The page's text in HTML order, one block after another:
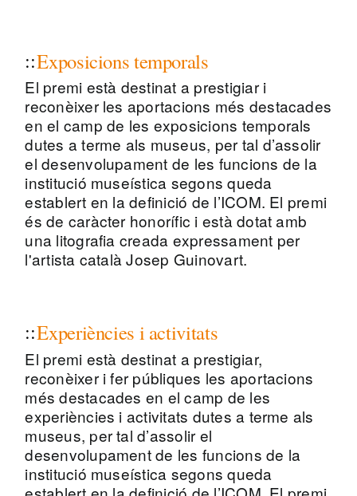
Exposicions temporals
El premi està destinat a prestigiar i
reconèixer les aportacions més destacades
en el camp de les exposicions temporals
dutes a terme als museus, per tal d’assolir
el desenvolupament de les funcions de la
institució museística segons queda
establert en la definició de l’ICOM. El premi
és de caràcter honorífic i està dotat amb
una litografia creada expressament per
l'artista català Josep Guinovart.
Experiències i activitats
El premi està destinat a prestigiar,
reconèixer i fer públiques les aportacions
més destacades en el camp de les
experiències i activitats dutes a terme als
museus, per tal d’assolir el
desenvolupament de les funcions de la
institució museística segons queda